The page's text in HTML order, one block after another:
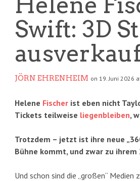
Swift: 3D
JÖRN EHRENHEIM on 19. Juni 2026
Helene Fischer ist eben nicht
Tickets teilweise liegenbleiben,
Trotzdem – jetzt ist ihre neue
Bühne kommt, und zwar zu
Und schon sind die „großen“